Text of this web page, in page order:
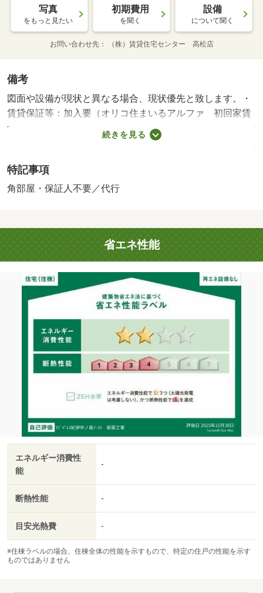
写真
をもっと見たい
初期費用
を聞く
設備
について聞く
お問い合わせ先 （株）賃貸住宅センター 高松店
備考
図面や設備が現状と異なる場合、現状優先と致します。・
賃貸保証等：加入要（オリコ住まいるアルファ 初回家賃
総額５０％、毎月月額総額費用の１％）・鍵交換代：あり
１１，０００円～・★都市ガス賃貸物件★ インターネッ
備！ 初期費用の交渉は、賃貸住宅センターまで！！ お
問い合わせやご相談はお気軽に☆・駐輪場：有・仲介手数
続きを見る
特記事項
角部屋・保証人不要／代行
省エネ性能
エネルギー消費性
能
-
断熱性能 -
目安光熱費 -
※住棟ラベルの場合、住棟全体の性能を示すもので、特定の住戸の性能を示す
ものではありません